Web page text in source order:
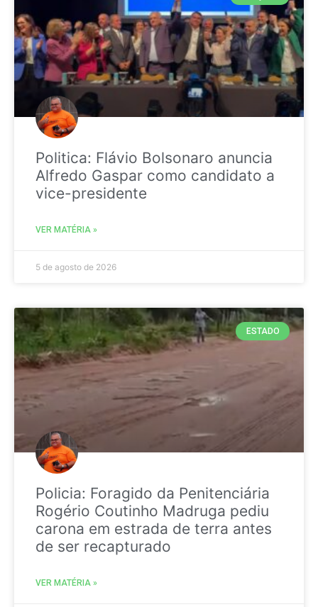
Politica: Flávio Bolsonaro anuncia
Alfredo Gaspar como candidato a
vice-presidente
VER MATÉRIA »
5 de agosto de 2026
ESTADO
Policia: Foragido da Penitenciária
Rogério Coutinho Madruga pediu
carona em estrada de terra antes
de ser recapturado
VER MATÉRIA »